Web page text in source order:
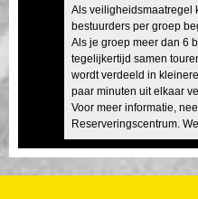
Als veiligheidsmaatregel
bestuurders per groep
Als je groep meer dan 6
tegelijkertijd samen
wordt verdeeld in
paar minuten uit elkaar
Voor meer informatie,
Reserveringscentrum.